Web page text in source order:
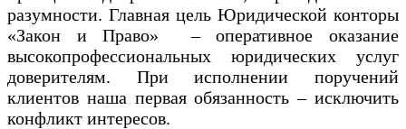
разумности. Главная цель Юридической конторы
«Закон и Право» – оперативное оказание
высокопрофессиональных юридических услуг
доверителям. При исполнении поручений
клиентов наша первая обязанность – исключить
конфликт интересов.